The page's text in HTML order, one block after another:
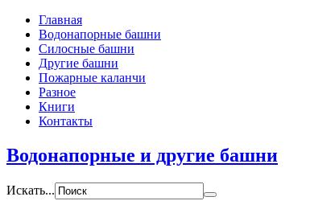
Главная
Водонапорные башни
Силосные башни
Другие башни
Пожарные каланчи
Разное
Книги
Контакты
Водонапорные и другие башни
Искать...